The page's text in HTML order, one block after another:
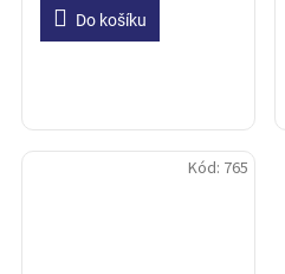
Do košíku
Kód: 765